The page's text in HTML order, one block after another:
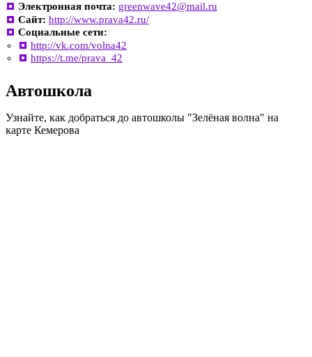
Электронная почта: greenwave42@mail.ru
Сайт: http://www.prava42.ru/
Социальные сети:
http://vk.com/volna42
https://t.me/prava_42
Автошкола
Узнайте, как добраться до автошколы "Зелёная волна" на
карте Кемерова